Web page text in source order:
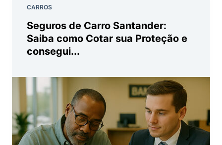
CARROS
Seguros de Carro Santander:
Saiba como Cotar sua Proteção e
consegui...